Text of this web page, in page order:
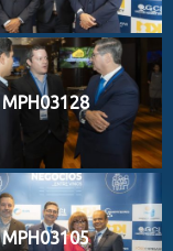
MPH03128
MPH03105